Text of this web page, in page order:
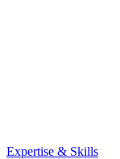
Expertise & Skills